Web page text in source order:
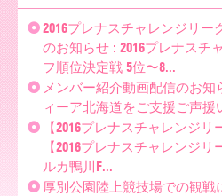
ル
デ
ィ
2016プレナスチャレンジリ
のお知らせ : 2016プレナスチ
フ順位決定戦 5位〜8...
メンバー紹介動画配信のお
ィーア北海道をご支援ご声援
【2016プレナスチャレンジリ
【2016プレナスチャレンジリ
ルカ鴨川F...
厚別公園陸上競技場での観戦